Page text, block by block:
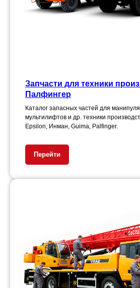
Запчасти для техники
Палфингер
Каталог запасных частей для
мультилифтов и др. техники
Epsilon, Инман, Guima, Palfinger.
Перейти